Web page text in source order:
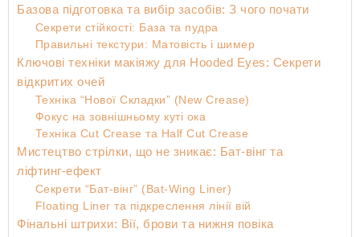
Базова підготовка та вибір засобів: З чого почати
Секрети стійкості: База та пудра
Правильні текстури: Матовість і шимер
Ключові техніки макіяжу для Hooded Eyes: Секрети
відкритих очей
Техніка “Нової Складки” (New Crease)
Фокус на зовнішньому куті ока
Техніка Cut Crease та Half Cut Crease
Мистецтво стрілки, що не зникає: Бат-вінг та
ліфтинг-ефект
Секрети “Бат-вінг” (Bat-Wing Liner)
Floating Liner та підкреслення лінії вій
Фінальні штрихи: Вії, брови та нижня повіка